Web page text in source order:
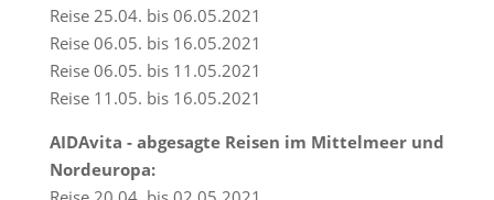
Reise 25.04. bis 06.05.2021
Reise 06.05. bis 16.05.2021
Reise 06.05. bis 11.05.2021
Reise 11.05. bis 16.05.2021
AIDAvita - abgesagte Reisen im Mittelmeer und
Nordeuropa: